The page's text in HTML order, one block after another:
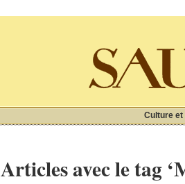
Culture et
Articles avec le tag